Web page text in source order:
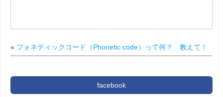
« フォネティックコード（Phonetic code）って何？ 教えて！
facebook